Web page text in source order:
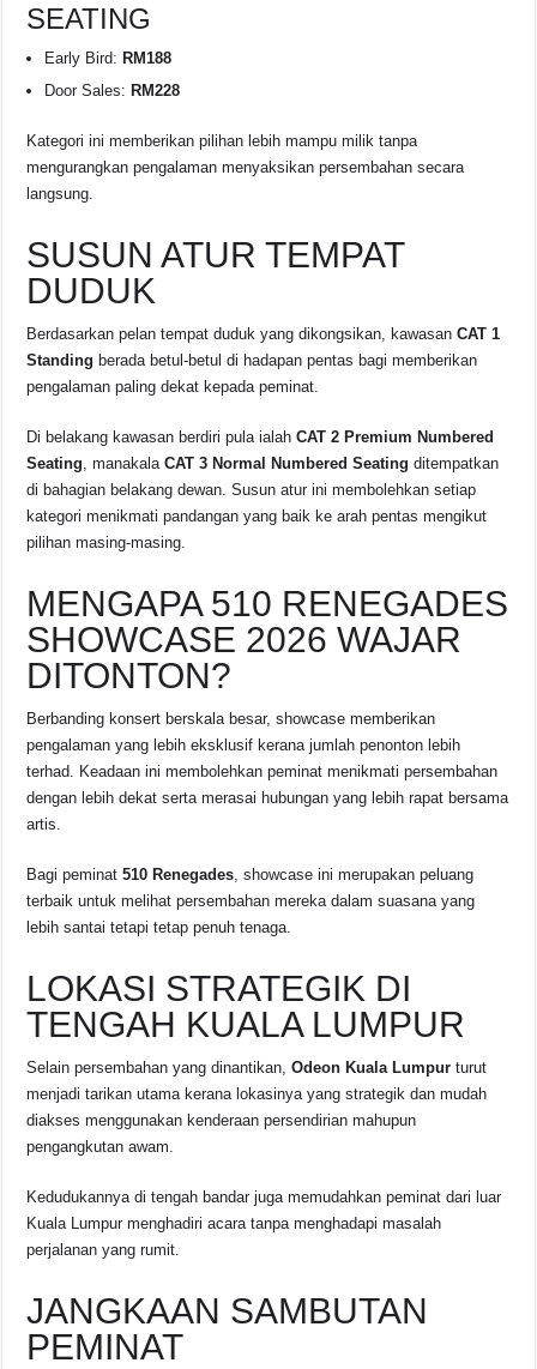
SEATING
Early Bird: RM188
Door Sales: RM228
Kategori ini memberikan pilihan lebih mampu milik tanpa
mengurangkan pengalaman menyaksikan persembahan secara
langsung.
SUSUN ATUR TEMPAT
DUDUK
Berdasarkan pelan tempat duduk yang dikongsikan, kawasanCAT 1
Standing berada betul-betul di hadapan pentas bagi memberikan
pengalaman paling dekat kepada peminat.
Di belakang kawasan berdiri pula ialahCAT 2 Premium Numbered
Seating, manakalaCAT 3 Normal Numbered Seating ditempatkan
di bahagian belakang dewan. Susun atur ini membolehkan setiap
kategori menikmati pandangan yang baik ke arah pentas mengikut
pilihan masing-masing.
MENGAPA 510 RENEGADES
SHOWCASE 2026 WAJAR
DITONTON?
Berbanding konsert berskala besar, showcase memberikan
pengalaman yang lebih eksklusif kerana jumlah penonton lebih
terhad. Keadaan ini membolehkan peminat menikmati persembahan
dengan lebih dekat serta merasai hubungan yang lebih rapat bersama
artis.
Bagi peminat510 Renegades, showcase ini merupakan peluang
terbaik untuk melihat persembahan mereka dalam suasana yang
lebih santai tetapi tetap penuh tenaga.
LOKASI STRATEGIK DI
TENGAH KUALA LUMPUR
Selain persembahan yang dinantikan,Odeon Kuala Lumpur turut
menjadi tarikan utama kerana lokasinya yang strategik dan mudah
diakses menggunakan kenderaan persendirian mahupun
pengangkutan awam.
Kedudukannya di tengah bandar juga memudahkan peminat dari luar
Kuala Lumpur menghadiri acara tanpa menghadapi masalah
perjalanan yang rumit.
JANGKAAN SAMBUTAN
PEMINAT